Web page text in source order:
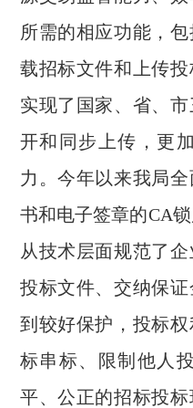
所需的相应功能，
载招标文件和上传
实现了国家、省、
开和同步上传，更
力。今年以来我局
书和电子签章的CA
从技术层面规范了
投标文件、交纳保
到较好保护，投标
标串标、限制他人
平、公正的招标投